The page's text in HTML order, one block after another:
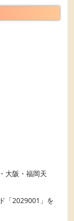
大阪・福岡天
「2029001」を